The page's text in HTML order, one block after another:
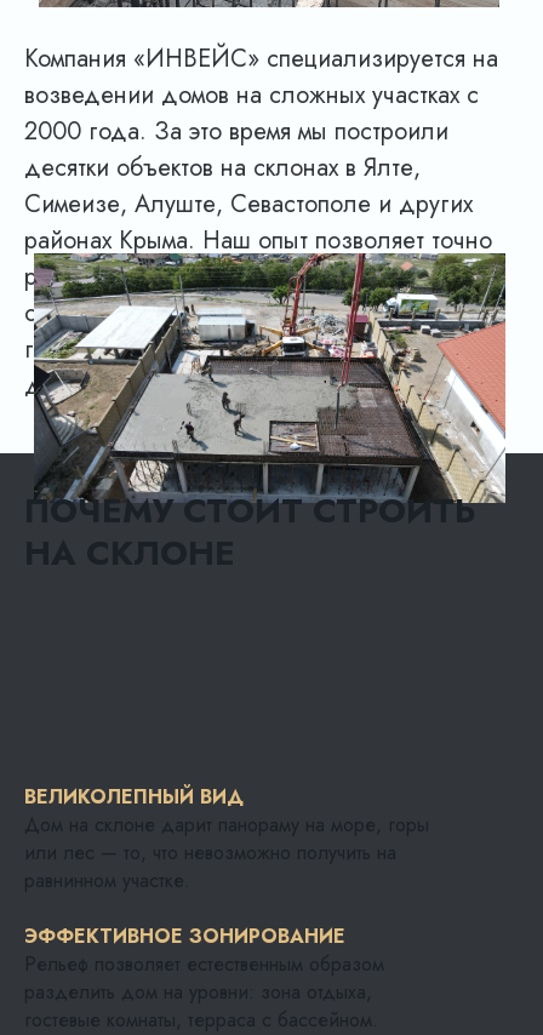
Компания «ИНВЕЙС» специализируется на
возведении домов на сложных участках с
2000 года. За это время мы построили
десятки объектов на склонах в Ялте,
Симеизе, Алуште, Севастополе и других
районах Крыма. Наш опыт позволяет точно
рассчитать нагрузки, подобрать
оптимальный тип фундамента и
гарантировать безопасность дома на
десятилетия.
ВЕЛИКОЛЕПНЫЙ ВИД
Дом на склоне дарит панораму на море, горы
или лес — то, что невозможно получить на
равнинном участке.
ЭФФЕКТИВНОЕ ЗОНИРОВАНИЕ
Рельеф позволяет естественным образом
разделить дом на уровни: зона отдыха,
гостевые комнаты, терраса с бассейном.
ПОЧЕМУ СТОИТ СТРОИТЬ
НА СКЛОНЕ